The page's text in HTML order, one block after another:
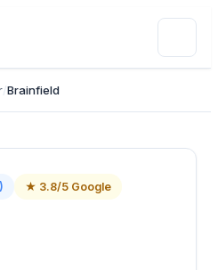
Brainfield
★ 3.8/5 Google